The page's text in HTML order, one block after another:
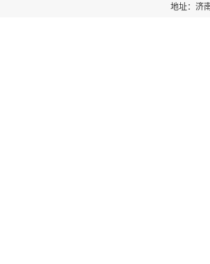
地址：济